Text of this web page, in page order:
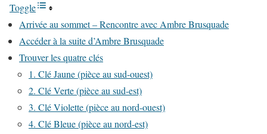
Toggle
Arrivée au sommet – Rencontre avec Ambre Brusquade
Accéder à la suite d’Ambre Brusquade
Trouver les quatre clés
1. Clé Jaune (pièce au sud-ouest)
2. Clé Verte (pièce au sud-est)
3. Clé Violette (pièce au nord-ouest)
4. Clé Bleue (pièce au nord-est)